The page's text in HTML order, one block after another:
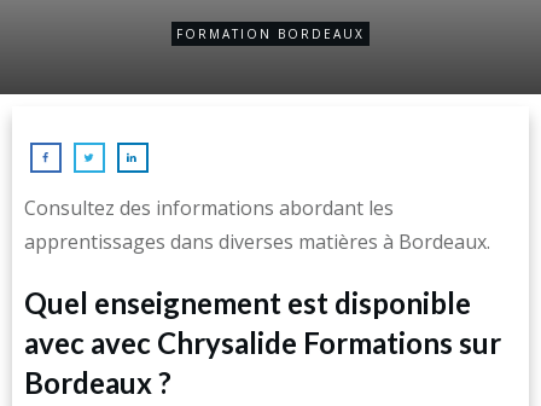
FORMATION BORDEAUX
Consultez des informations abordant les
apprentissages dans diverses matières à Bordeaux.
Quel enseignement est disponible
avec avec Chrysalide Formations sur
Bordeaux ?